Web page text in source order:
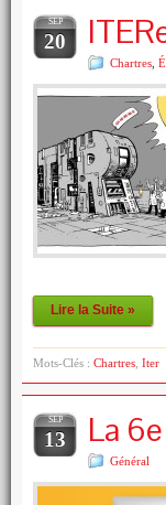
SEP
20
Chartres
Lire la Suite »
Mots-Clés : Chartres Iter
SEP
13 La
Général